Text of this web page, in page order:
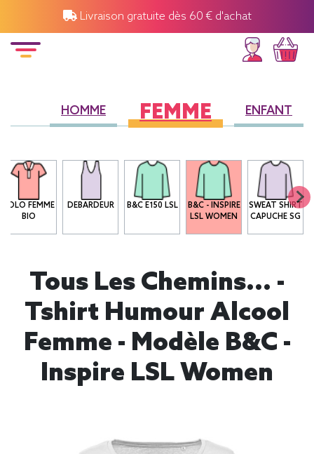
Livraison gratuite dès 60 € d'achat
HOMME FEMME ENFANT
POLO FEMME
BIO
DEBARDEUR B&C E150 LSL
B&C - INSPIRE
LSL WOMEN
SWEAT SHIRT
CAPUCHE SG
Tous Les Chemins... -
Tshirt Humour Alcool
Femme - Modèle B&C -
Inspire LSL Women